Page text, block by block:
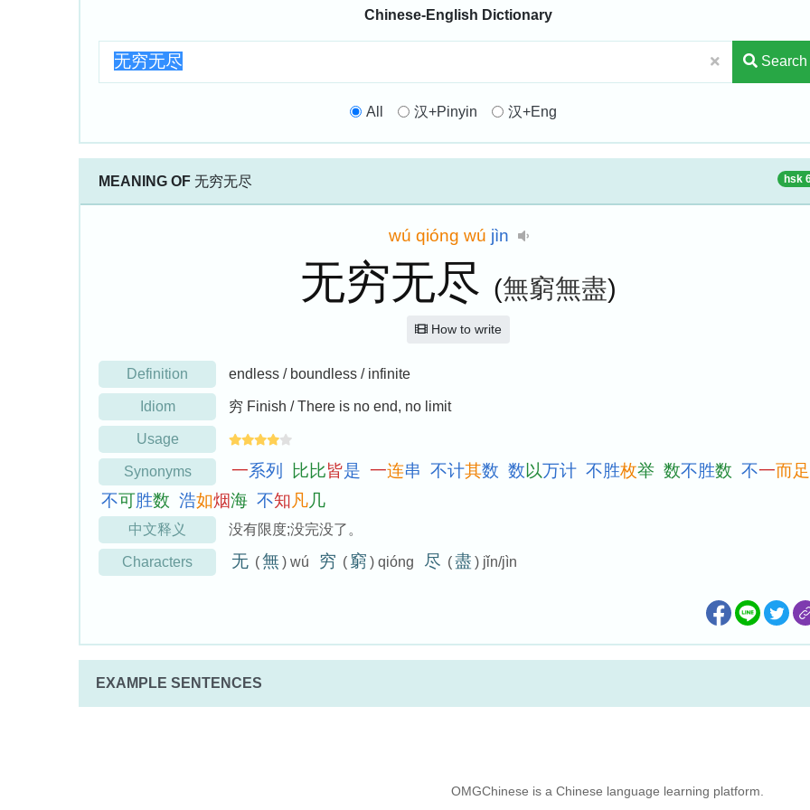
Chinese-English Dictionary
Search
All 汉+Pinyin 汉+Eng
MEANING OF 无穷无尽 hsk
wú qióng wú jìn
无穷无尽 (無窮無盡)
How to write
Definition endless / boundless / infinite
Idiom 穷 Finish / There is no end, no limit
Usage
Synonyms 一系列 比比皆是 一连串 不计其数 数以万计 不胜枚举 数不胜数 不一而足
不可胜数 浩如烟海 不知凡几
中文释义 没有限度;没完没了。
Characters 无 (無) wú 穷 ( 窮 ) qióng 尽 (盡 ) jǐn/jìn
EXAMPLE SENTENCES
OMGChinese is a Chinese language learning platform.